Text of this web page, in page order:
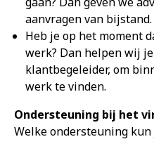
aanvragen van bijstand.
Heb je op het moment
werk? Dan helpen wij
klantbegeleider, om
werk te vinden.
Ondersteuning bij het
Welke ondersteuning kun